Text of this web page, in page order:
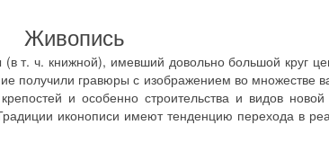
Живопись
т. ч. книжной), имевший довольно большой круг
получили гравюры с изображением во множестве
и особенно строительства и видов
иконописи имеют тенденцию перехода в